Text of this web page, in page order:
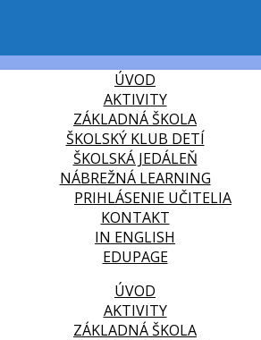
ÚVOD
AKTIVITY
ZÁKLADNÁ ŠKOLA
ŠKOLSKÝ KLUB DETÍ
ŠKOLSKÁ JEDÁLEŇ
NÁBREŽNÁ LEARNING
PRIHLÁSENIE UČITELIA
KONTAKT
IN ENGLISH
EDUPAGE
ÚVOD
AKTIVITY
ZÁKLADNÁ ŠKOLA